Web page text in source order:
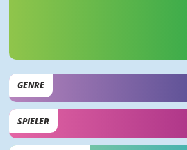
GENRE
SPIELER